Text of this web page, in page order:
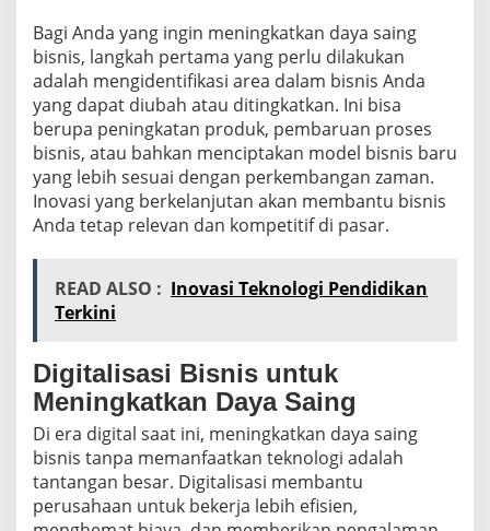
Bagi Anda yang ingin meningkatkan daya saing
bisnis, langkah pertama yang perlu dilakukan
adalah mengidentifikasi area dalam bisnis Anda
yang dapat diubah atau ditingkatkan. Ini bisa
berupa peningkatan produk, pembaruan proses
bisnis, atau bahkan menciptakan model bisnis baru
yang lebih sesuai dengan perkembangan zaman.
Inovasi yang berkelanjutan akan membantu bisnis
Anda tetap relevan dan kompetitif di pasar.
READ ALSO : Inovasi Teknologi Pendidikan
Terkini
Digitalisasi Bisnis untuk
Meningkatkan Daya Saing
Di era digital saat ini, meningkatkan daya saing
bisnis tanpa memanfaatkan teknologi adalah
tantangan besar. Digitalisasi membantu
perusahaan untuk bekerja lebih efisien,